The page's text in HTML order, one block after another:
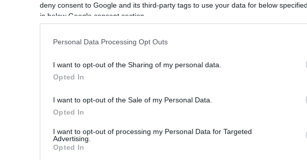
deny consent to Google and its third-party tags to use your data for below
in below Google consent section.
Personal Data Processing Opt Outs
I want to opt-out of the Sharing of my personal data.
Opted In
I want to opt-out of the Sale of my Personal Data.
Opted In
I want to opt-out of processing my Personal Data for Targeted
Advertising.
Opted In
χορηγό πίσω της, αλλά ούτε ξόδεψε χρήματα για να πάει…